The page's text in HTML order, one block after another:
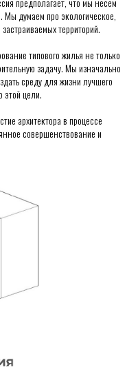
Мы думаем про экологическое,
территорий.
типового жилья не только
задачу. Мы изначально
среду для жизни лучшего
цели.
архитектора в процессе
совершенствование и